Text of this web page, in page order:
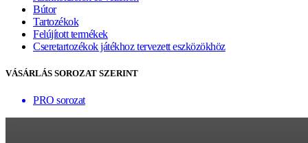
Bútor
Tartozékok
Felújított termékek
Cseretartozékok játékhoz tervezett eszközökhöz
VÁSÁRLÁS SOROZAT SZERINT
PRO sorozat